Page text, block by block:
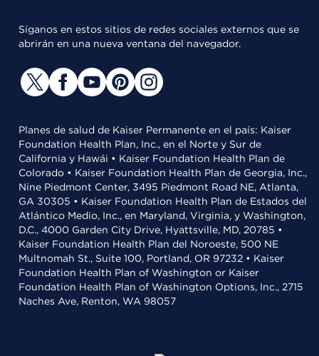
Síganos en estos sitios de redes sociales externos que se
abrirán en una nueva ventana del navegador.
Planes de salud de Kaiser Permanente en el país: Kaiser
Foundation Health Plan, Inc., en el Norte y Sur de
California y Hawái • Kaiser Foundation Health Plan de
Colorado • Kaiser Foundation Health Plan de Georgia, Inc.,
Nine Piedmont Center, 3495 Piedmont Road NE, Atlanta,
GA 30305 • Kaiser Foundation Health Plan de Estados del
Atlántico Medio, Inc., en Maryland, Virginia, y Washington,
D.C., 4000 Garden City Drive, Hyattsville, MD, 20785 •
Kaiser Foundation Health Plan del Noroeste, 500 NE
Multnomah St., Suite 100, Portland, OR 97232 • Kaiser
Foundation Health Plan of Washington or Kaiser
Foundation Health Plan of Washington Options, Inc., 2715
Naches Ave, Renton, WA 98057